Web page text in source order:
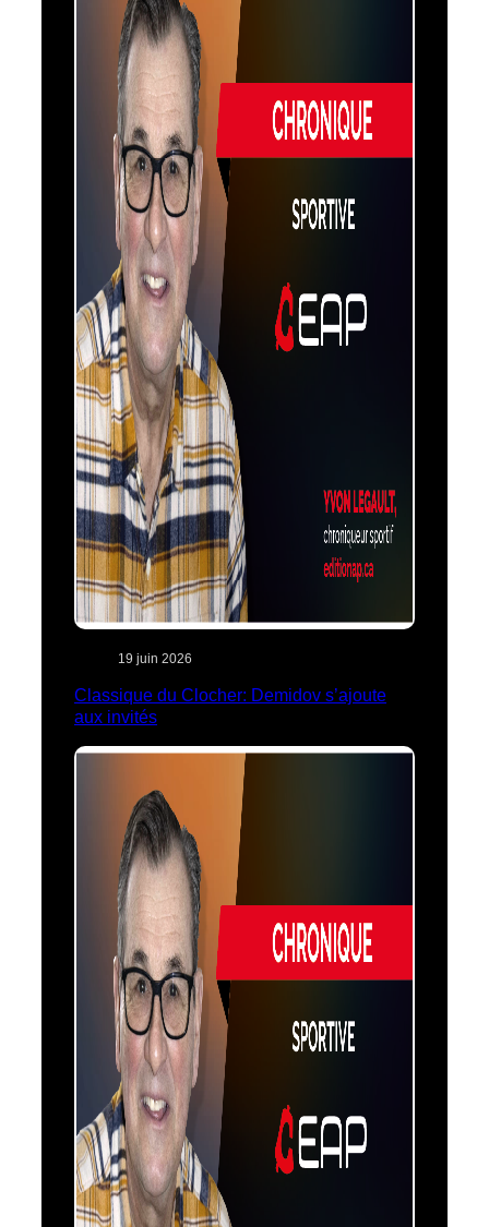
19 juin 2026
Classique du Clocher: Demidov s’ajoute
aux invités